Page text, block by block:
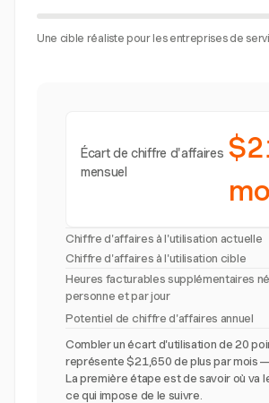
Une cible réaliste pour les entreprises de
Écart de chiffre d'affaires
mensuel
Chiffre d'affaires à l'utilisation actuelle
Chiffre d'affaires à l'utilisation cible
Heures facturables supplémentaires
personne et par jour
Potentiel de chiffre d'affaires annuel
Combler un écart d'utilisation de 20
représente $21,650 de plus par mois
La première étape est de savoir où va
ce qui impose de le suivre.